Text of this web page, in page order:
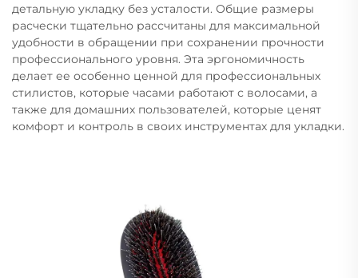
детальную укладку без усталости. Общие размеры
расчески тщательно рассчитаны для максимальной
удобности в обращении при сохранении прочности
профессионального уровня. Эта эргономичность
делает ее особенно ценной для профессиональных
стилистов, которые часами работают с волосами, а
также для домашних пользователей, которые ценят
комфорт и контроль в своих инструментах для укладки.